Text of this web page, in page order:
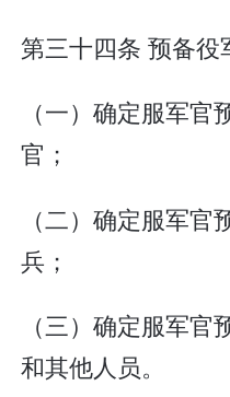
第三十四条 预备役
（一）确定服军
官；
（二）确定服军
兵；
（三）确定服军
和其他人员。